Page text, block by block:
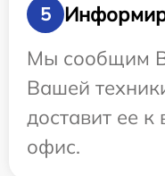
5
Мы сообщим
Вашей
доставит ее
офис.